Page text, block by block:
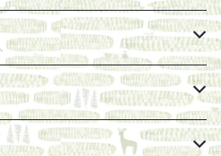
、長く売り続けたい一冊